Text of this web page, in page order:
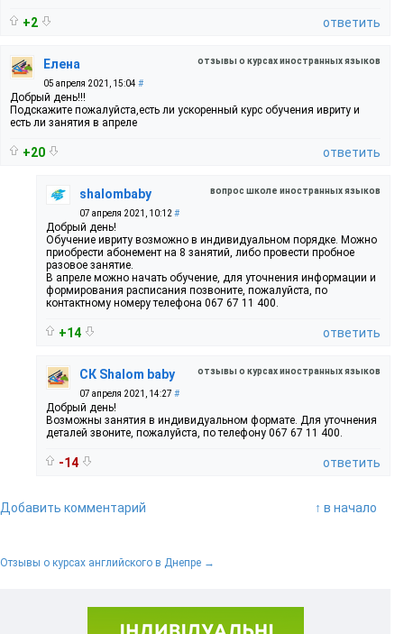
+2 ответить
отзывы о курсах иностранных языков
Елена
05 апреля 2021, 15:04 #
Добрый день!!!
Подскажите пожалуйста,есть ли ускоренный курс обучения ивриту и
есть ли занятия в апреле
+20 ответить
вопрос школе иностранных языков
shalombaby
07 апреля 2021, 10:12 #
Добрый день!
Обучение ивриту возможно в индивидуальном порядке. Можно
приобрести абонемент на 8 занятий, либо провести пробное
разовое занятие.
В апреле можно начать обучение, для уточнения информации и
формирования расписания позвоните, пожалуйста, по
контактному номеру телефона 067 67 11 400.
+14 ответить
отзывы о курсах иностранных языков
СК Shalom baby
07 апреля 2021, 14:27 #
Добрый день!
Возможны занятия в индивидуальном формате. Для уточнения
деталей звоните, пожалуйста, по телефону 067 67 11 400.
-14 ответить
Добавить комментарий ↑ в начало
Отзывы о курсах английского в Днепре →